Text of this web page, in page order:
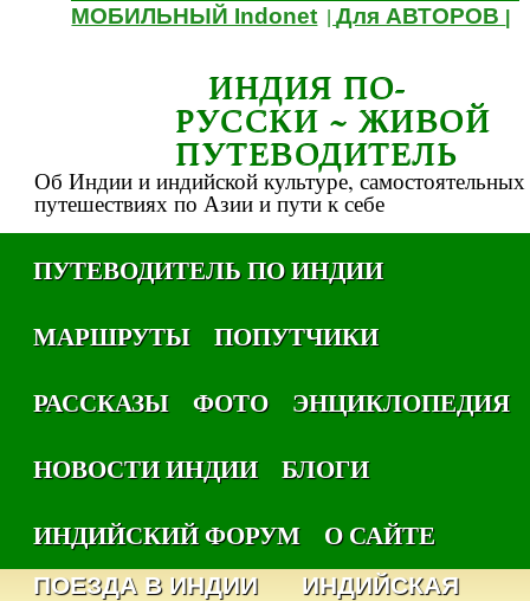
МОБИЛЬНЫЙ Indonet |Для АВТОРОВ
ИНДИЯ ПО-
РУССКИ ~ ЖИВОЙ
ПУТЕВОДИТЕЛЬ
Об Индии и индийской культуре, самостоятельных
путешествиях по Азии и пути к себе
ПУТЕВОДИТЕЛЬ ПО ИНДИИ
МАРШРУТЫ
ПОПУТЧИКИ
РАССКАЗЫ
ФОТО
ЭНЦИКЛОПЕДИЯ
НОВОСТИ ИНДИИ
БЛОГИ
ИНДИЙСКИЙ ФОРУМ
О САЙТЕ
ПОЕЗДА В ИНДИИ
ИНДИЙСКАЯ